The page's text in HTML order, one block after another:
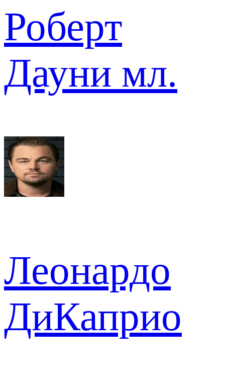
Роберт
Дауни мл.
Леонардо
ДиКаприо